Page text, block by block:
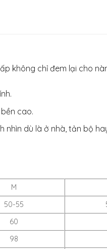
không chỉ đem lại cho
cao.
nhìn dù là ở nhà, tản bộ
M
50-55
60
98